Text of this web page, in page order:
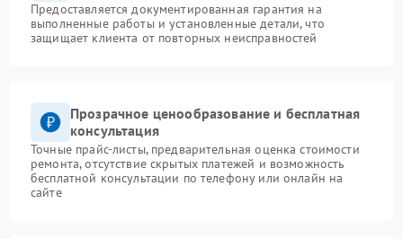
Предоставляется документированная гарантия на
выполненные работы и установленные детали, что
защищает клиента от повторных неисправностей
Прозрачное ценообразование и бесплатная
консультация
Точные прайс-листы, предварительная оценка стоимости
ремонта, отсутствие скрытых платежей и возможность
бесплатной консультации по телефону или онлайн на
сайте